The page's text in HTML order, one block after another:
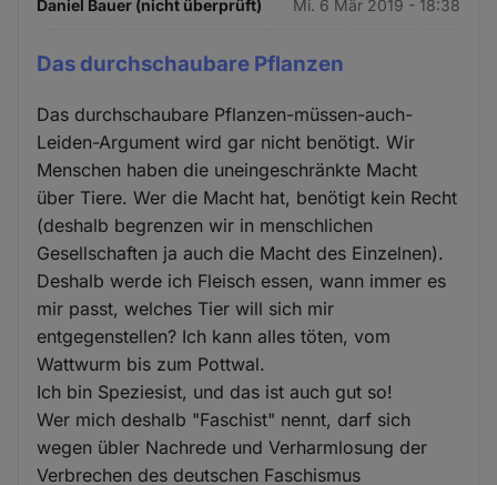
Daniel Bauer (nicht überprüft) Mi. 6 Mär 2019 - 18:38
Das durchschaubare Pflanzen
Das durchschaubare Pflanzen-müssen-auch-
Leiden-Argument wird gar nicht benötigt. Wir
Menschen haben die uneingeschränkte Macht
über Tiere. Wer die Macht hat, benötigt kein Recht
(deshalb begrenzen wir in menschlichen
Gesellschaften ja auch die Macht des Einzelnen).
Deshalb werde ich Fleisch essen, wann immer es
mir passt, welches Tier will sich mir
entgegenstellen? Ich kann alles töten, vom
Wattwurm bis zum Pottwal.
Ich bin Speziesist, und das ist auch gut so!
Wer mich deshalb "Faschist" nennt, darf sich
wegen übler Nachrede und Verharmlosung der
Verbrechen des deutschen Faschismus